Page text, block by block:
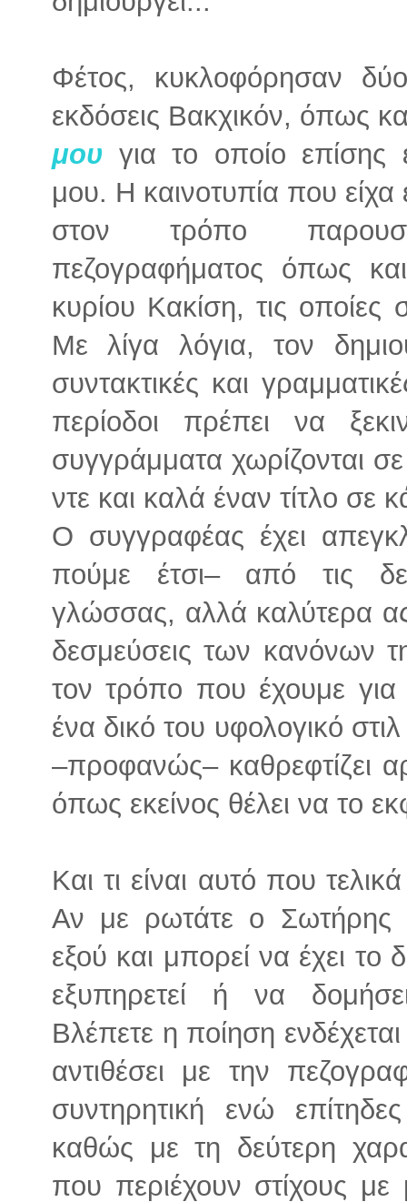
Φέτος, κυκλοφόρησαν
εκδόσεις Βακχικόν, όπως
μου για το οποίο επίσης
μου. Η καινοτυπία που είχα
στον τρόπο
πεζογραφήματος όπως και
κυρίου Κακίση, τις οποίες
Με λίγα λόγια, τον
συντακτικές και
περίοδοι πρέπει να
συγγράμματα χωρίζονται
ντε και καλά έναν τίτλο σε
Ο συγγραφέας έχει
πούμε έτσι– από τις
γλώσσας, αλλά καλύτερα
δεσμεύσεις των κανόνων
τον τρόπο που έχουμε
ένα δικό του υφολογικό
–προφανώς– καθρεφτίζει
όπως εκείνος θέλει να το
Και τι είναι αυτό που
Αν με ρωτάτε ο Σωτήρης
εξού και μπορεί να έχει το
εξυπηρετεί ή να
Βλέπετε η ποίηση
αντιθέσει με την
συντηρητική ενώ
καθώς με τη δεύτερη
που περιέχουν στίχους με